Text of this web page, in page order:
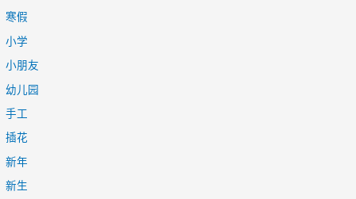
寒假
小学
小朋友
幼儿园
手工
插花
新年
新生